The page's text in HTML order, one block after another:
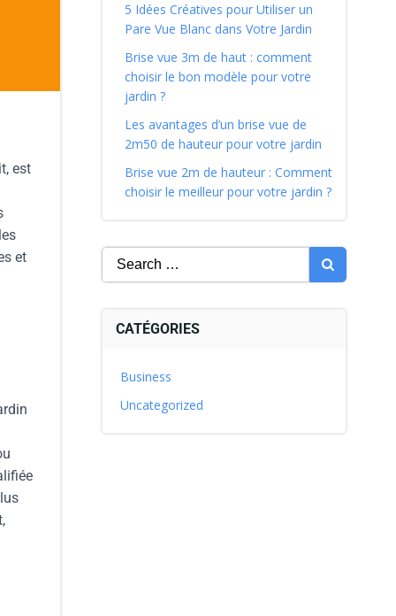
est
et
5 Idées Créatives pour Utiliser un
Pare Vue Blanc dans Votre Jardin
Brise vue 3m de haut : comment
choisir le bon modèle pour votre
jardin ?
Les avantages d’un brise vue de
2m50 de hauteur pour votre jardin
Brise vue 2m de hauteur : Comment
choisir le meilleur pour votre jardin ?
CATÉGORIES
Business
Uncategorized